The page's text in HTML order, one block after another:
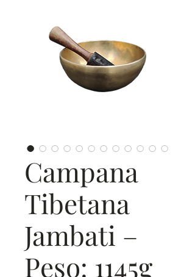
Campana
Tibetana
Jambati –
Peso: 1145g